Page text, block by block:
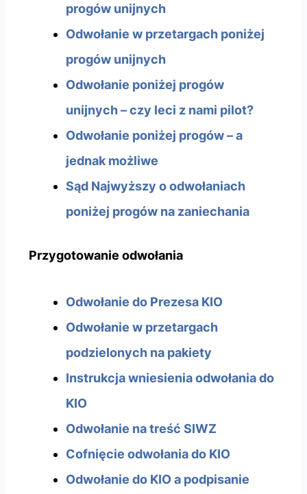
progów unijnych
Odwołanie w przetargach poniżej
progów unijnych
Odwołanie poniżej progów
unijnych – czy leci z nami pilot?
Odwołanie poniżej progów – a
jednak możliwe
Sąd Najwyższy o odwołaniach
poniżej progów na zaniechania
Przygotowanie odwołania
Odwołanie do Prezesa KIO
Odwołanie w przetargach
podzielonych na pakiety
Instrukcja wniesienia odwołania do
KIO
Odwołanie na treść SIWZ
Cofnięcie odwołania do KIO
Odwołanie do KIO a podpisanie